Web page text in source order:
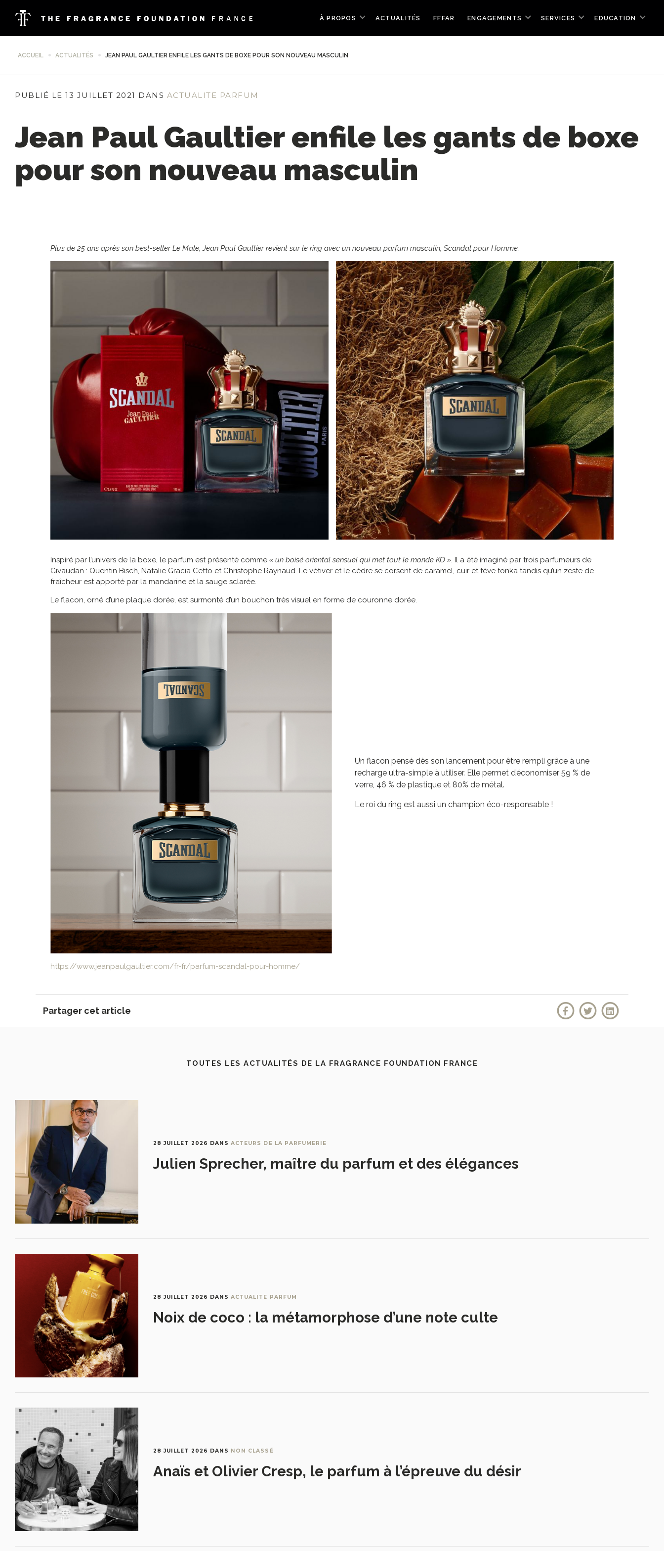
À PROPOS ACTUALITÉS FFFAR ENGAGEMENTS SERVICES EDUCATION
ACCUEIL ACTUALITÉS JEAN PAUL GAULTIER ENFILE LES GANTS DE BOXE POUR SON NOUVEAU MASCULIN
PUBLIÉ LE 13 JUILLET 2021 DANS ACTUALITE PARFUM
Jean Paul Gaultier enfile les gants de boxe
pour son nouveau masculin
Plus de 25 ans après son best-seller Le Male, Jean Paul Gaultier revient sur le ring avec un nouveau parfum masculin, Scandal pour Homme.
Inspiré par l’univers de la boxe, le parfum est présenté comme « un boisé oriental sensuel qui met tout le monde KO ». Il a été imaginé par trois parfumeurs de
Givaudan : Quentin Bisch, Natalie Gracia Cetto et Christophe Raynaud. Le vétiver et le cèdre se corsent de caramel, cuir et fève tonka tandis qu’un zeste de
fraîcheur est apporté par la mandarine et la sauge sclarée.
Le flacon, orné d’une plaque dorée, est surmonté d’un bouchon très visuel en forme de couronne dorée.
Un flacon pensé dès son lancement pour être rempli grâce à une
recharge ultra-simple à utiliser. Elle permet d’économiser 59 % de
verre, 46 % de plastique et 80% de métal.
Le roi du ring est aussi un champion éco-responsable !
https://www.jeanpaulgaultier.com/fr-fr/parfum-scandal-pour-homme/
Partager cet article
TOUTES LES ACTUALITÉS DE LA FRAGRANCE FOUNDATION FRANCE
28 JUILLET 2026 DANSACTEURS DE LA PARFUMERIE
Julien Sprecher, maître du parfum et des élégances
28 JUILLET 2026 DANSACTUALITE PARFUM
Noix de coco : la métamorphose d’une note culte
28 JUILLET 2026 DANS NON CLASSÉ
Anaïs et Olivier Cresp, le parfum à l’épreuve du désir